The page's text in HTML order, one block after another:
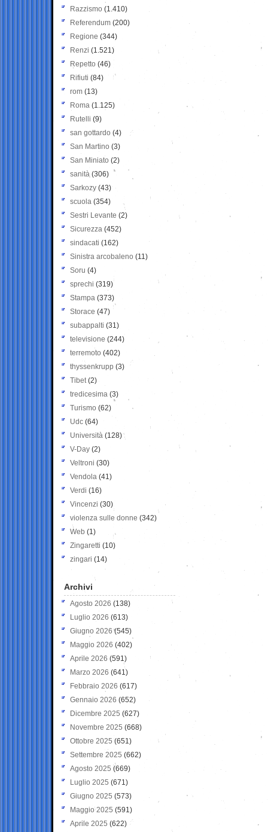
Razzismo (1.410)
Referendum (200)
Regione (344)
Renzi (1.521)
Repetto (46)
Rifiuti (84)
rom (13)
Roma (1.125)
Rutelli (9)
san gottardo (4)
San Martino (3)
San Miniato (2)
sanità (306)
Sarkozy (43)
scuola (354)
Sestri Levante (2)
Sicurezza (452)
sindacati (162)
Sinistra arcobaleno (11)
Soru (4)
sprechi (319)
Stampa (373)
Storace (47)
subappalti (31)
televisione(244)
terremoto (402)
thyssenkrupp (3)
Tibet(2)
tredicesima (3)
Turismo (62)
Udc (64)
Università (128)
V-Day (2)
Veltroni (30)
Vendola (41)
Verdi (16)
Vincenzi (30)
violenza sulle donne (342)
Web (1)
Zingaretti (10)
zingari (14)
Archivi
Agosto 2026 (138)
Luglio 2026 (613)
Giugno 2026 (545)
Maggio 2026 (402)
Aprile 2026 (591)
Marzo 2026 (641)
Febbraio 2026 (617)
Gennaio 2026 (652)
Dicembre 2025 (627)
Novembre 2025 (668)
Ottobre 2025 (651)
Settembre 2025 (662)
Agosto 2025 (669)
Luglio 2025 (671)
Giugno 2025 (573)
Maggio 2025 (591)
Aprile 2025 (622)